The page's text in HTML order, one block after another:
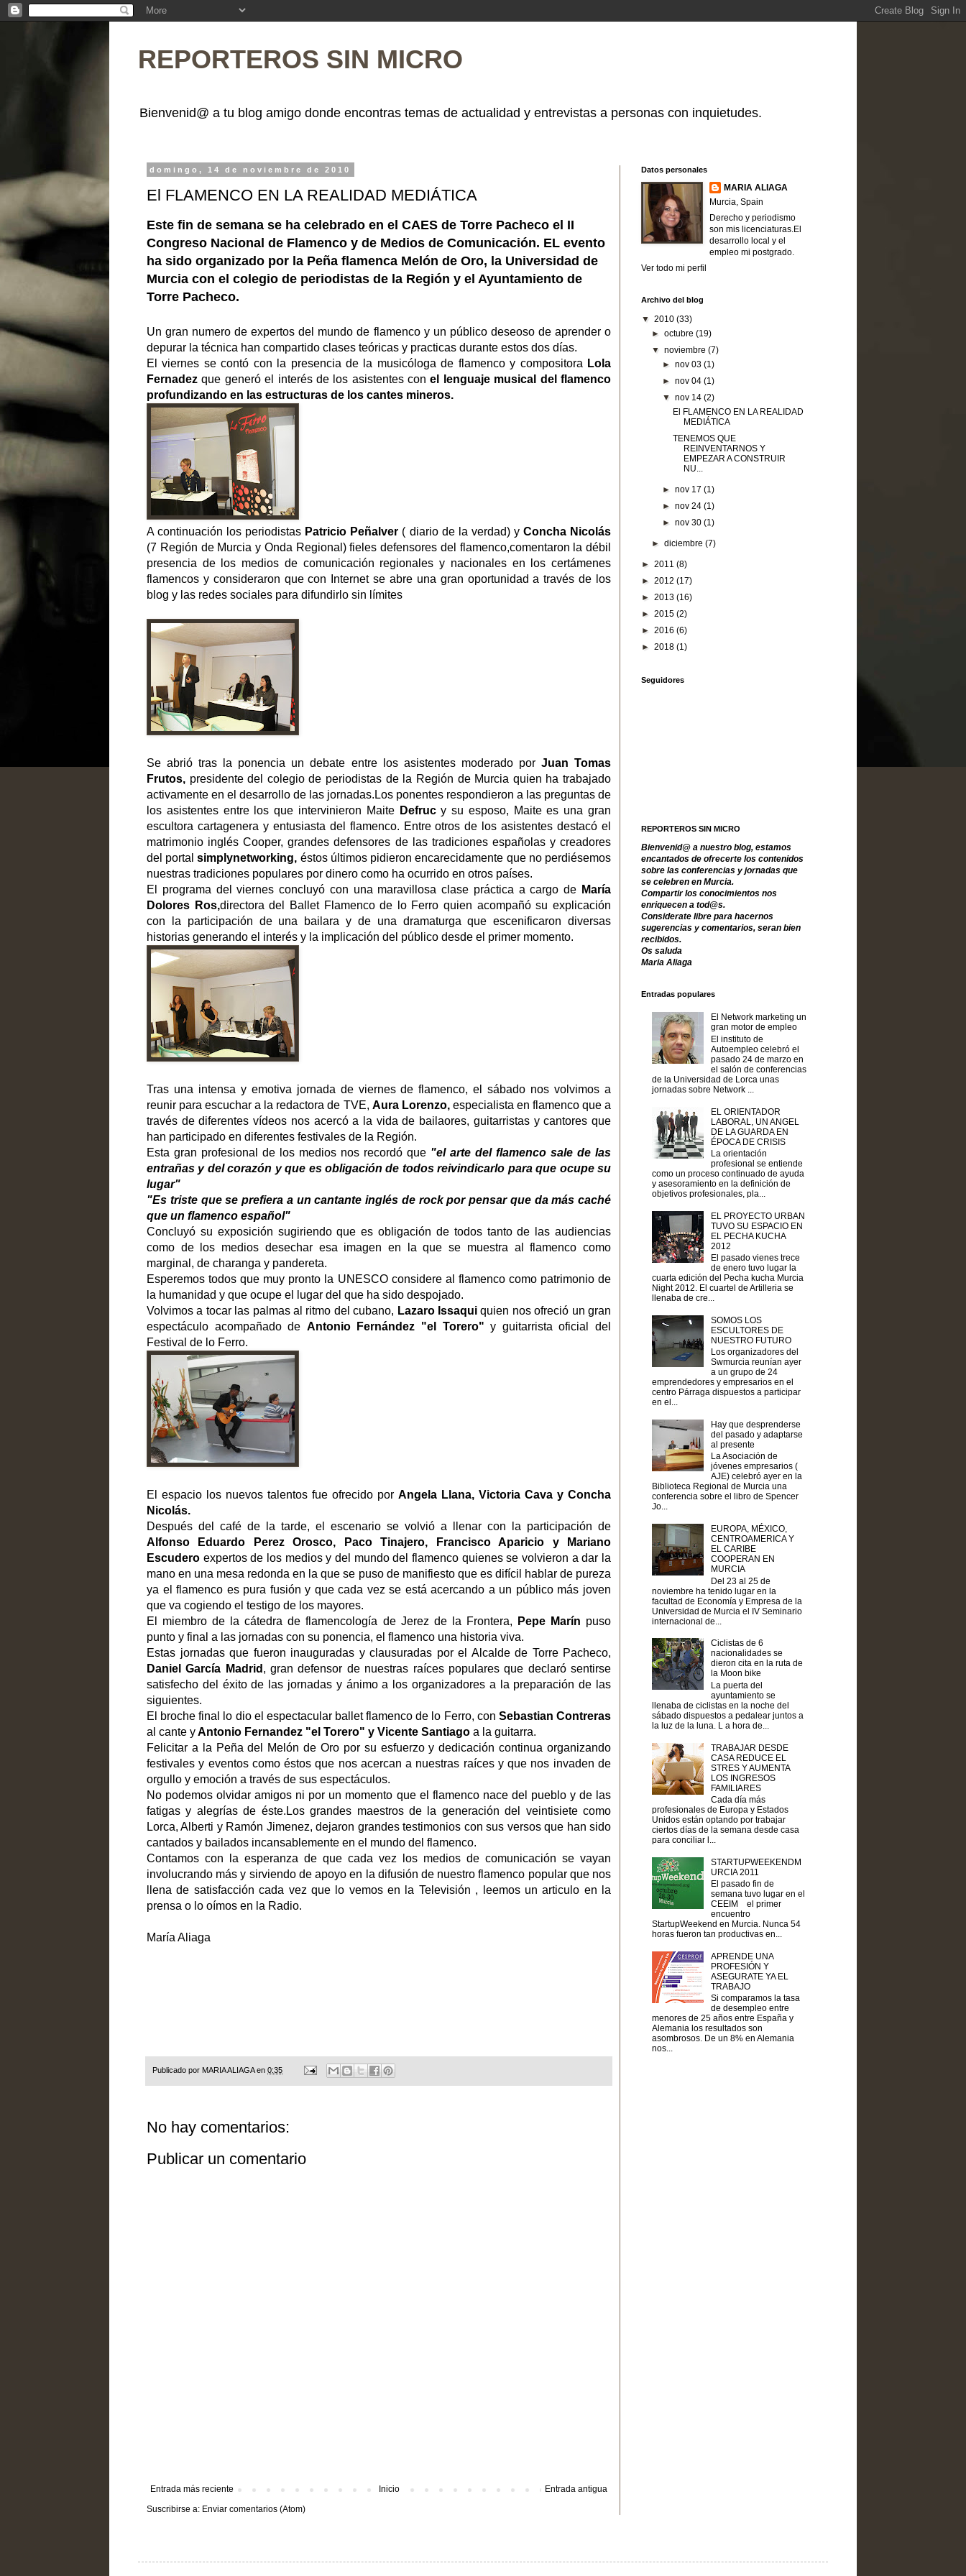
REPORTEROS SIN MICRO
Bienvenid@ a tu blog amigo donde encontras temas de actualidad y entrevistas a personas con inquietudes.
domingo, 14 de noviembre de 2010
El FLAMENCO EN LA REALIDAD MEDIÁTICA
Este fin de semana se ha celebrado en el CAES de Torre Pacheco el II
Congreso Nacional de Flamenco y de Medios de Comunicación. EL evento
ha sido organizado por la Peña flamenca Melón de Oro, la Universidad de
Murcia con el colegio de periodistas de la Región y el Ayuntamiento de
Torre Pacheco.
Un gran numero de expertos del mundo de flamenco y un público deseoso de aprender o
depurar la técnica han compartido clases teóricas y practicas durante estos dos días.
El viernes se contó con la presencia de la musicóloga de flamenco y compositora Lola
Fernadez que generó el interés de los asistentes conel lenguaje musical del flamenco
profundizando en las estructuras de los cantes mineros.
A continuación los periodistas Patricio Peñalver ( diario de la verdad) y Concha Nicolás
(7 Región de Murcia y Onda Regional) fieles defensores del flamenco,comentaron la débil
presencia de los medios de comunicación regionales y nacionales en los certámenes
flamencos y consideraron que con Internet se abre una gran oportunidad a través de los
blog y las redes sociales para difundirlo sin límites
Se abrió tras la ponencia un debate entre los asistentes moderado por Juan Tomas
Frutos, presidente del colegio de periodistas de la Región de Murcia quien ha trabajado
activamente en el desarrollo de las jornadas.Los ponentes respondieron a las preguntas de
los asistentes entre los que intervinieron Maite Defrucy su esposo, Maite es una gran
escultora cartagenera y entusiasta del flamenco. Entre otros de los asistentes destacó el
matrimonio inglés Cooper, grandes defensores de las tradiciones españolas y creadores
del portalsimplynetworking, éstos últimos pidieron encarecidamente que no perdiésemos
nuestras tradiciones populares por dinero como ha ocurrido en otros países.
El programa del viernes concluyó con una maravillosa clase práctica a cargo de María
Dolores Ros,directora del Ballet Flamenco de lo Ferro quien acompañó su explicación
con la participación de una bailara y de una dramaturga que escenificaron diversas
historias generando el interés y la implicación del público desde el primer momento.
Tras una intensa y emotiva jornada de viernes de flamenco, el sábado nos volvimos a
reunir para escuchar a la redactora de TVE, Aura Lorenzo,especialista en flamenco que a
través de diferentes vídeos nos acercó a la vida de bailaores, guitarristas y cantores que
han participado en diferentes festivales de la Región.
Esta gran profesional de los medios nos recordó que "el arte del flamenco sale de las
entrañas y del corazón y que es obligación de todos reivindicarlo para que ocupe su
lugar"
"Es triste que se prefiera a un cantante inglés de rock por pensar que da más caché
que un flamenco español"
Concluyó su exposición sugiriendo que es obligación de todos tanto de las audiencias
como de los medios desechar esa imagen en la que se muestra al flamenco como
marginal, de charanga y pandereta.
Esperemos todos que muy pronto la UNESCO considere al flamenco como patrimonio de
la humanidad y que ocupe el lugar del que ha sido despojado.
Volvimos a tocar las palmas al ritmo del cubano, Lazaro Issaquiquien nos ofreció un gran
espectáculo acompañado de Antonio Fernández "el Torero" y guitarrista oficial del
Festival de lo Ferro.
El espacio los nuevos talentos fue ofrecido por Angela Llana, Victoria Cava y Concha
Nicolás.
Después del café de la tarde, el escenario se volvió a llenar con la participación de
Alfonso Eduardo Perez Orosco, Paco Tinajero, Francisco Aparicio y Mariano
Escudero expertos de los medios y del mundo del flamenco quienes se volvieron a dar la
mano en una mesa redonda en la que se puso de manifiesto que es difícil hablar de pureza
ya el flamenco es pura fusión y que cada vez se está acercando a un público más joven
que va cogiendo el testigo de los mayores.
El miembro de la cátedra de flamencología de Jerez de la Frontera,
Pepe Marín puso
punto y final a las jornadas con su ponencia, el flamenco una historia viva.
Estas jornadas que fueron inauguradas y clausuradas por el Alcalde de Torre Pacheco,
Daniel García Madrid , gran defensor de nuestras raíces populares que declaró sentirse
satisfecho del éxito de las jornadas y ánimo a los organizadores a la preparación de las
siguientes.
El broche final lo dio el espectacular ballet flamenco de lo Ferro, con Sebastian Contreras
al cante yAntonio Fernandez "el Torero" y Vicente Santiago a la guitarra.
Felicitar a la Peña del Melón de Oro por su esfuerzo y dedicación continua organizando
festivales y eventos como éstos que nos acercan a nuestras raíces y que nos invaden de
orgullo y emoción a través de sus espectáculos.
No podemos olvidar amigos ni por un momento que el flamenco nace del pueblo y de las
fatigas y alegrías de éste.Los grandes maestros de la generación del veintisiete como
Lorca, Alberti y Ramón Jimenez, dejaron grandes testimonios con sus versos que han sido
cantados y bailados incansablemente en el mundo del flamenco.
Contamos con la esperanza de que cada vez los medios de comunicación se vayan
involucrando más y sirviendo de apoyo en la difusión de nuestro flamenco popular que nos
llena de satisfacción cada vez que lo vemos en la Televisión , leemos un articulo en la
prensa o lo oímos en la Radio.
María Aliaga
Publicado por MARIA ALIAGA en 0:35
No hay comentarios:
Publicar un comentario
Entrada más reciente Entrada antigua
Inicio
Suscribirse a: Enviar comentarios (Atom)
Datos personales
MARIA ALIAGA
Murcia, Spain
Derecho y periodismo
son mis licenciaturas.El
desarrollo local y el
empleo mi postgrado.
Ver todo mi perfil
Archivo del blog
▼ 2010 (33)
►octubre(19)
▼noviembre(7)
► nov 03 (1)
► nov 04 (1)
▼ nov 14 (2)
El FLAMENCO EN LA REALIDAD
MEDIÁTICA
TENEMOS QUE
REINVENTARNOS Y
EMPEZAR A CONSTRUIR
NU...
► nov 17 (1)
► nov 24 (1)
► nov 30 (1)
►diciembre(7)
► 2011 (8)
► 2012 (17)
► 2013 (16)
► 2015 (2)
► 2016 (6)
► 2018 (1)
Seguidores
REPORTEROS SIN MICRO
Bienvenid@ a nuestro blog, estamos
encantados de ofrecerte los contenidos
sobre las conferencias y jornadas que
se celebren en Murcia.
Compartir los conocimientos nos
enriquecen a tod@s.
Considerate libre para hacernos
sugerencias y comentarios, seran bien
recibidos.
Os saluda
Maria Aliaga
Entradas populares
El Network marketing un
gran motor de empleo
El instituto de
Autoempleo celebró el
pasado 24 de marzo en
el salón de conferencias
de la Universidad de Lorca unas
jornadas sobre Network ...
EL ORIENTADOR
LABORAL, UN ANGEL
DE LA GUARDA EN
ÉPOCA DE CRISIS
La orientación
profesional se entiende
como un proceso continuado de ayuda
y asesoramiento en la definición de
objetivos profesionales, pla...
EL PROYECTO URBAN
TUVO SU ESPACIO EN
EL PECHA KUCHA
2012
El pasado vienes trece
de enero tuvo lugar la
cuarta edición del Pecha kucha Murcia
Night 2012. El cuartel de Artilleria se
llenaba de cre...
SOMOS LOS
ESCULTORES DE
NUESTRO FUTURO
Los organizadores del
Swmurcia reunían ayer
a un grupo de 24
emprendedores y empresarios en el
centro Párraga dispuestos a participar
en el...
Hay que desprenderse
del pasado y adaptarse
al presente
La Asociación de
jóvenes empresarios (
AJE) celebró ayer en la
Biblioteca Regional de Murcia una
conferencia sobre el libro de Spencer
Jo...
EUROPA, MÉXICO,
CENTROAMERICA Y
EL CARIBE
COOPERAN EN
MURCIA
Del 23 al 25 de
noviembre ha tenido lugar en la
facultad de Economía y Empresa de la
Universidad de Murcia el IV Seminario
internacional de...
Ciclistas de 6
nacionalidades se
dieron cita en la ruta de
la Moon bike
La puerta del
ayuntamiento se
llenaba de ciclistas en la noche del
sábado dispuestos a pedalear juntos a
la luz de la luna. L a hora de...
TRABAJAR DESDE
CASA REDUCE EL
STRES Y AUMENTA
LOS INGRESOS
FAMILIARES
Cada día más
profesionales de Europa y Estados
Unidos están optando por trabajar
ciertos días de la semana desde casa
para conciliar l...
STARTUPWEEKENDM
URCIA 2011
El pasado fin de
semana tuvo lugar en el
CEEIM el primer
encuentro
StartupWeekend en Murcia. Nunca 54
horas fueron tan productivas en...
APRENDE UNA
PROFESIÓN Y
ASEGURATE YA EL
TRABAJO
Si comparamos la tasa
de desempleo entre
menores de 25 años entre España y
Alemania los resultados son
asombrosos. De un 8% en Alemania
nos...